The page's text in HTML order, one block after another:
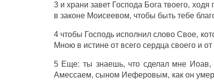
3 и храни завет Господа Бога твоего, ходя
в законе Моисеевом, чтобы бытьтебе
4 чтобы Господь исполнил слово Свое,
Мною в истинеот всего сердца своего и от
5 Еще: ты знаешь, что сделалмне Иоав,
Амессаем,сыном Иеферовым, как он